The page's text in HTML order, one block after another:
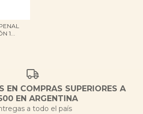
1...
EN COMPRAS SUPERIORES A
EN ARGENTINA
a todo el país